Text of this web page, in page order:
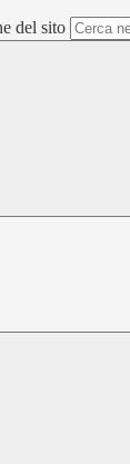
del sito